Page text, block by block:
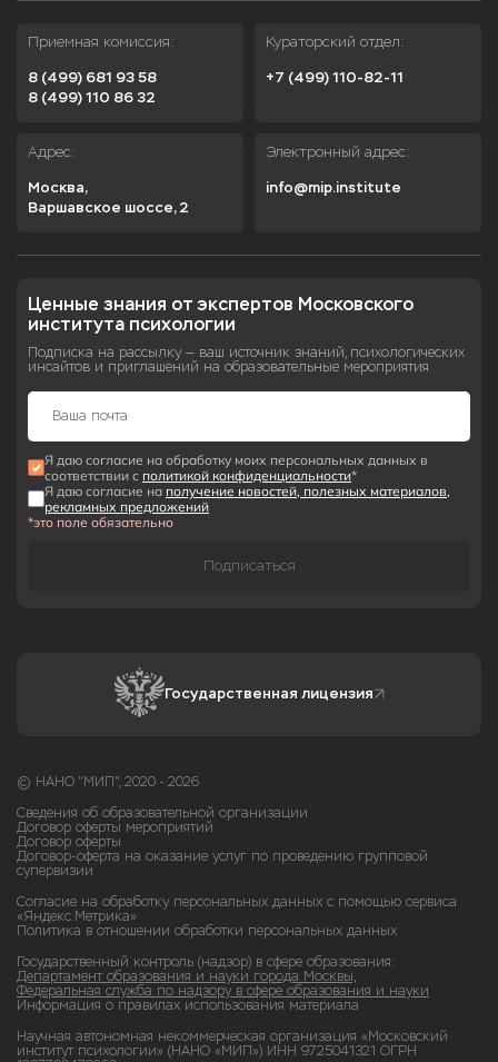
Приемная комиссия:
8 (499) 681 93 58
8 (499) 110 86 32
Кураторский отдел:
+7 (499) 110-82-11
Адрес:
Москва,
Варшавское шоссе, 2
Электронный адрес:
info@mip.institute
Ценные знания от экспертов Московского
института психологии
Подписка на рассылку — ваш источник знаний, психологических
инсайтов и приглашений на образовательные мероприятия
Я даю согласие на обработку моих персональных данных в
соответствии с политикой конфиденциальности*
Я даю согласие на получение новостей, полезных материалов,
рекламных предложений
*это поле обязательно
Подписаться
Государственная лицензия
© НАНО "МИП", 2020 - 2026
Сведения об образовательной организации
Договор оферты мероприятий
Договор оферты
Договор-оферта на оказание услуг по проведению групповой
супервизии
Согласие на обработку персональных данных с помощью сервиса
«Яндекс.Метрика»
Политика в отношении обработки персональных данных
Государственный контроль (надзор) в сфере образования:
Департамент образования и науки города Москвы,
Федеральная служба по надзору в сфере образования и науки
Информация о правилах использования материала
Научная автономная некоммерческая организация «Московский
институт психологии» (НАНО «МИП») ИНН 9725041321 ОГРН